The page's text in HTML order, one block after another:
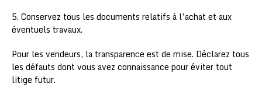
5. Conservez tous les documents relatifs à l’achat et aux
éventuels travaux.
Pour les vendeurs, la transparence est de mise. Déclarez tous
les défauts dont vous avez connaissance pour éviter tout
litige futur.